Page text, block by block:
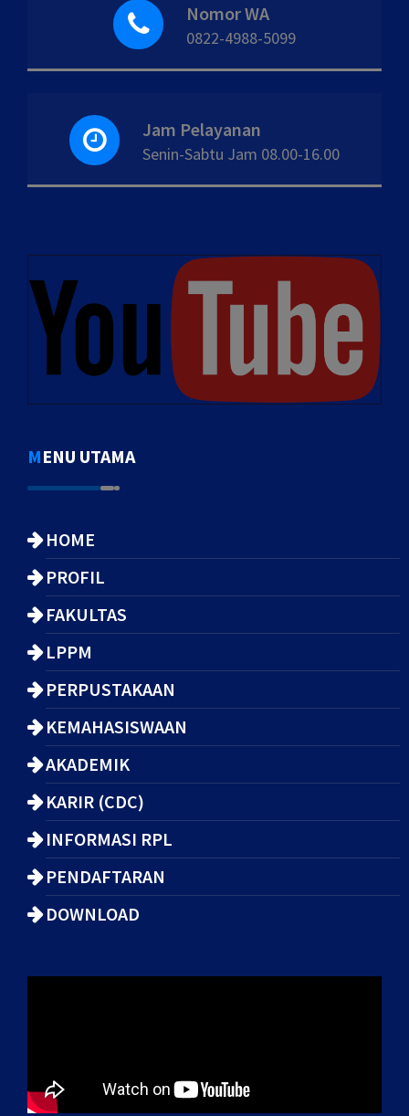
Nomor WA
0822-4988-5099
Jam Pelayanan
Senin-Sabtu Jam 08.00-16.00
MENU UTAMA
HOME
PROFIL
FAKULTAS
LPPM
PERPUSTAKAAN
KEMAHASISWAAN
AKADEMIK
KARIR (CDC)
INFORMASI RPL
PENDAFTARAN
DOWNLOAD